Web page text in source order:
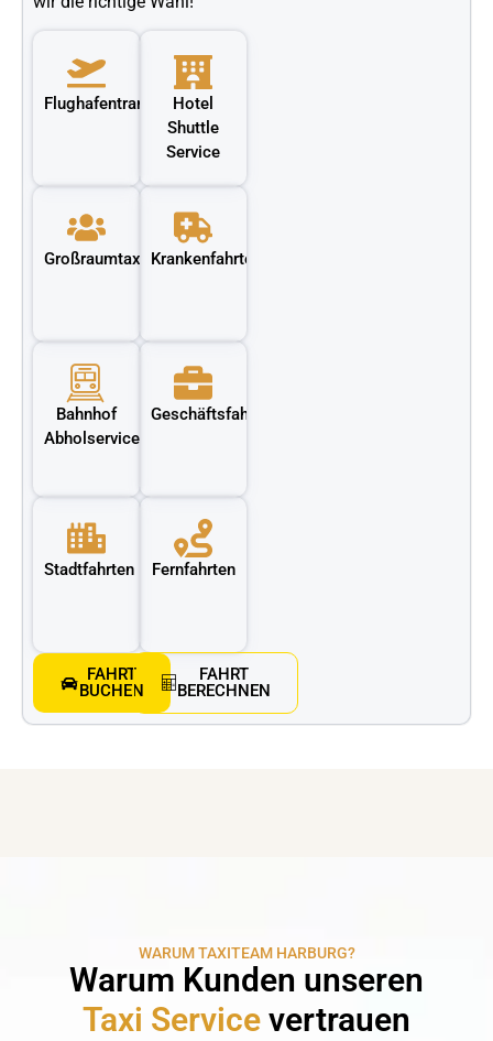
Flughafentransfer Hotel
Shuttle
Service
Großraumtaxi Krankenfahrten
Bahnhof
Abholservice
Geschäftsfahrten
Stadtfahrten Fernfahrten
FAHRT
BUCHEN
FAHRT
BERECHNEN
WARUM TAXITEAM HARBURG?
Warum Kunden unseren
Taxi Service vertrauen